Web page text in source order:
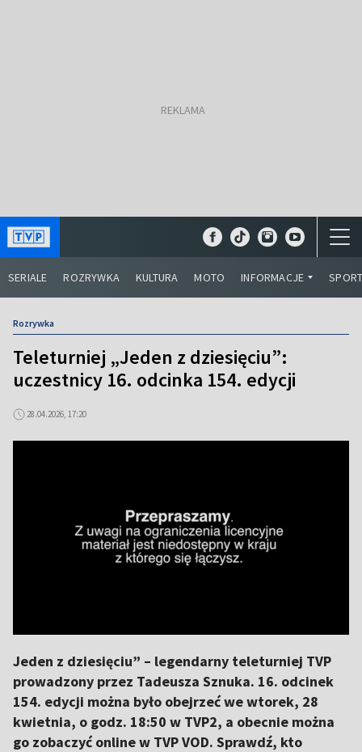
SERIALE ROZRYWKA KULTURA MOTO INFORMACJE
Rozrywka
Teleturniej „Jeden z dziesięciu”:
uczestnicy 16. odcinka 154. edycji
28.04.2026, 17:20
Jeden z dziesięciu” – legendarny teleturniej TVP
prowadzony przez Tadeusza Sznuka. 16. odcinek
154. edycji można było obejrzeć we wtorek, 28
kwietnia, o godz. 18:50 w TVP2, a obecnie można
go zobaczyć online w TVP VOD. Sprawdź, kto